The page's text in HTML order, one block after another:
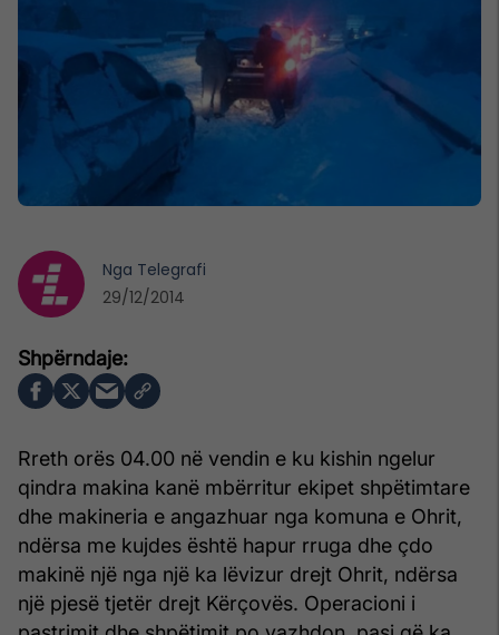
Rreth orës 04.00 në vendin e ku kishin ngelur
qindra makina kanë mbërritur ekipet shpëtimtare
dhe makineria e angazhuar nga komuna e Ohrit,
ndërsa me kujdes është hapur rruga dhe çdo
makinë një nga një ka lëvizur drejt Ohrit, ndërsa
një pjesë tjetër drejt Kërçovës. Operacioni i
Nga Telegrafi
29/12/2014